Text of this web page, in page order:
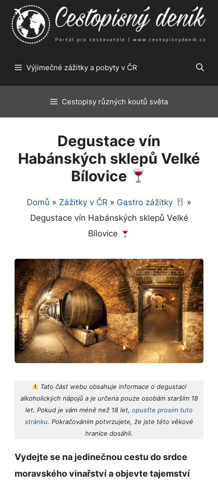
Přeskočit
obsah
Výjimečné zážitky a pobyty v ČR
Cestopisy různých koutů světa
Degustace vín
Habánských sklepů Velké
Bílovice
Domů » Zážitky v ČR» Gastro zážitky
»
Degustace vín Habánských sklepů Velké
Bílovice
Tato část webu obsahuje informace o degustaci
alkoholických nápojů a je určena pouze osobám starším 18
let. Pokud je vám méně než 18 let, opusťte prosím tuto
stránku. Pokračováním potvrzujete, že jste této věkové
hranice dosáhli.
Vydejte se na jedinečnou cestu do srdce
moravského vinařství a objevte tajemství